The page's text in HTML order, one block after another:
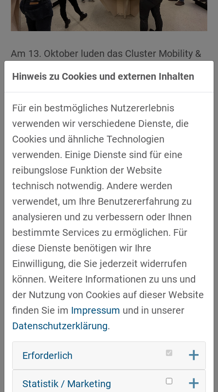
Am 13. Oktober luden das Cluster Mobility &
dem Haus für Energie- und Umweltbildung in
Den Teilnehmenden wurden zwei spannende
Themen, einmal zur
Eigenversorgungskonzepte im Unternehmen
–Green Factory:Die CO2-neutrale Fabrik“
vonMarkus Heigele, derAlois Müller GmbH
sowie vonStephan Röß , derAI Charge
Technologies GmbHzuKI Anwendungen für
bidirektionales Ladenvon Elektrofahrzeugen
mit dem Zusammenspiel von Nachhaltigkeit
und Digitalisierung vorgetragen. Im
Anschluss der beiden Vorträge fand eine
lebhafte Diskussion mit vielen interessanten
und den Teilnehmenden statt. Den Abschluss
der Veranstaltung bildete die Führung durch
das RUBINA mit Erklärungen zur modernen
Hinweis zu Cookies und externen Inhalten
Für ein bestmögliches Nutzererlebnis
verwenden wir verschiedene Dienste, die
Cookies und ähnliche Technologien
verwenden. Einige Dienste sind für eine
reibungslose Funktion der Website
technisch notwendig. Andere werden
verwendet, um Ihre Benutzererfahrung zu
analysieren und zu verbessern oder Ihnen
bestimmte Services zu ermöglichen. Für
diese Dienste benötigen wir Ihre
Einwilligung, die Sie jederzeit widerrufen
können. Weitere Informationen zu uns und
der Nutzung von Cookies auf dieser Website
finden Sie im Impressum und in unserer
Datenschutzerklärung.
Erforderlich
Statistik / Marketing